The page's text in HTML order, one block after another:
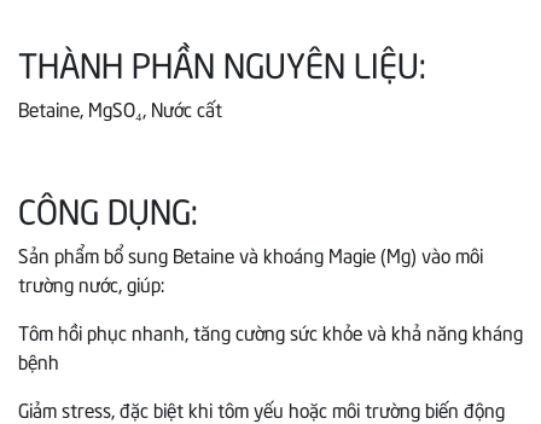
THÀNH PHẦN NGUYÊN LIỆU:
Betaine, MgSO₄, Nước cất
CÔNG DỤNG:
Sản phẩm bổ sung Betaine và khoáng Magie (Mg) vào môi
trường nước, giúp:
Tôm hồi phục nhanh, tăng cường sức khỏe và khả năng kháng
bệnh
Giảm stress, đặc biệt khi tôm yếu hoặc môi trường biến động